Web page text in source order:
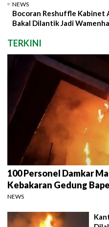
NEWS
Bocoran Reshuffle Kabinet
Bakal Dilantik Jadi
TERKINI
100 Personel Damkar
Kebakaran Gedung
NEWS